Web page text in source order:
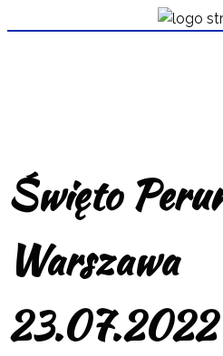
Święto
Warszawa
23.07.2022